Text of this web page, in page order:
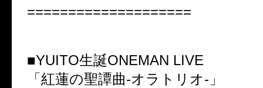
====================
■YUITO生誕ONEMAN LIVE
「紅蓮の聖譚曲-オラトリオ-」